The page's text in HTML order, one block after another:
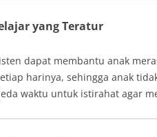
yang Teratur
dapat membantu anak
harinya, sehingga anak
waktu untuk istirahat agar